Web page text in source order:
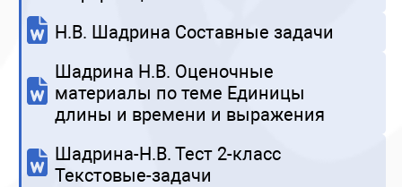
Н.В. Шадрина Составные задачи
Шадрина Н.В. Оценочные
материалы по теме Единицы
длины и времени и выражения
Шадрина-Н.В. Тест 2-класс
Текстовые-задачи